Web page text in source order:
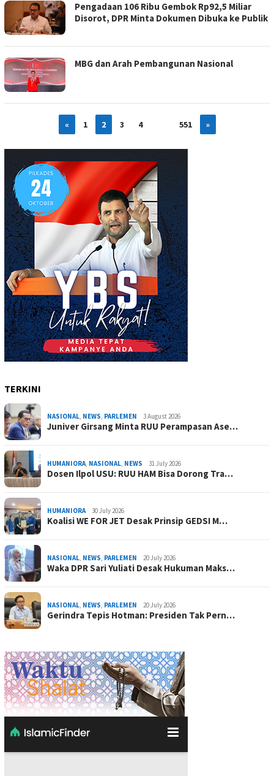
Pengadaan 106 Ribu Gembok Rp92,5 Miliar
Disorot, DPR Minta Dokumen Dibuka ke Publik
MBG dan Arah Pembangunan Nasional
« 1 2 3 4 551 »
TERKINI
NASIONAL, NEWS, PARLEMEN 3 August 2026
Juniver Girsang Minta RUU Perampasan Ase…
HUMANIORA, NASIONAL, NEWS 31 July 2026
Dosen Ilpol USU: RUU HAM Bisa Dorong Tra…
HUMANIORA 30 July 2026
Koalisi WE FOR JET Desak Prinsip GEDSI M…
NASIONAL, NEWS, PARLEMEN 20 July 2026
Waka DPR Sari Yuliati Desak Hukuman Maks…
NASIONAL, NEWS, PARLEMEN 20 July 2026
Gerindra Tepis Hotman: Presiden Tak Pern…